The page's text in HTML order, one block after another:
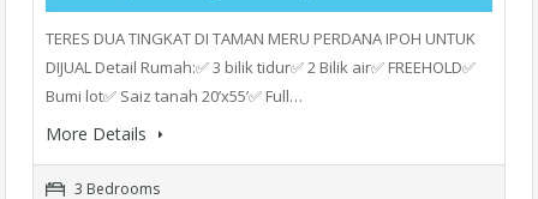
TERES DUA TINGKAT DI TAMAN MERU PERDANA IPOH UNTUK
DIJUAL Detail Rumah:✅ 3 bilik tidur✅ 2 Bilik air✅ FREEHOLD✅
Bumi lot✅ Saiz tanah 20’x55’✅ Full…
More Details
3 Bedrooms